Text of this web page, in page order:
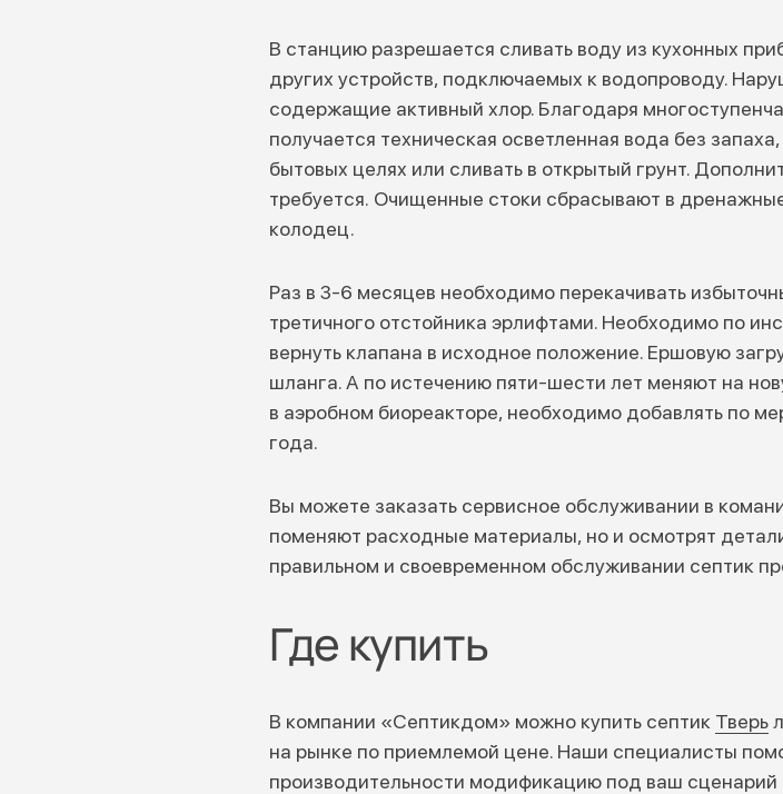
В станцию разрешается сливать воду из кухонных
других устройств, подключаемых к водопроводу.
содержащие активный хлор. Благодаря
получается техническая осветленная вода без
бытовых целях или сливать в открытый грунт.
требуется. Очищенные стоки сбрасывают в
колодец.
Раз в 3-6 месяцев необходимо перекачивать
третичного отстойника эрлифтами. Необходимо по
вернуть клапана в исходное положение. Ершовую
шланга. А по истечению пяти-шести лет меняют на
в аэробном биореакторе, необходимо добавлять по
года.
Вы можете заказать сервисное обслуживании в
поменяют расходные материалы, но и осмотрят
правильном и своевременном обслуживании септик
Где купить
В компании «Септикдом» можно купить септик Тверь
на рынке по приемлемой цене. Наши специалисты
производительности модификацию под ваш сценарий